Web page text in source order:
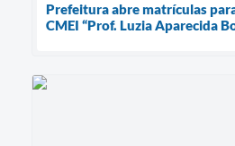
Prefeitura abre matrículas
CMEI “Prof. Luzia Aparecida